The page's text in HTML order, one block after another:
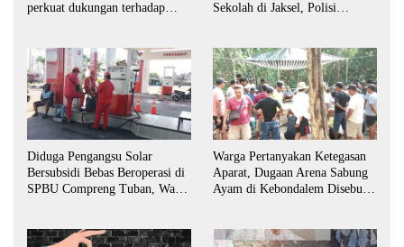
perkuat dukungan terhadap
Sekolah di Jaksel, Polisi
Diduga Pengangsu Solar
Bersubsidi Bebas Beroperasi di
SPBU Compreng Tuban, Warga
Warga Pertanyakan Ketegasan
Aparat, Dugaan Arena Sabung
Ayam di Kebondalem Disebut